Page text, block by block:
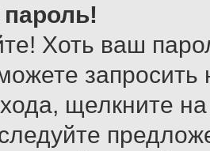
Хоть ваш
щелкните